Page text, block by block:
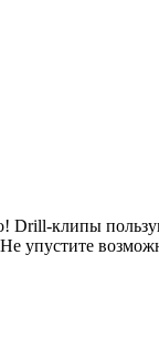
клипы